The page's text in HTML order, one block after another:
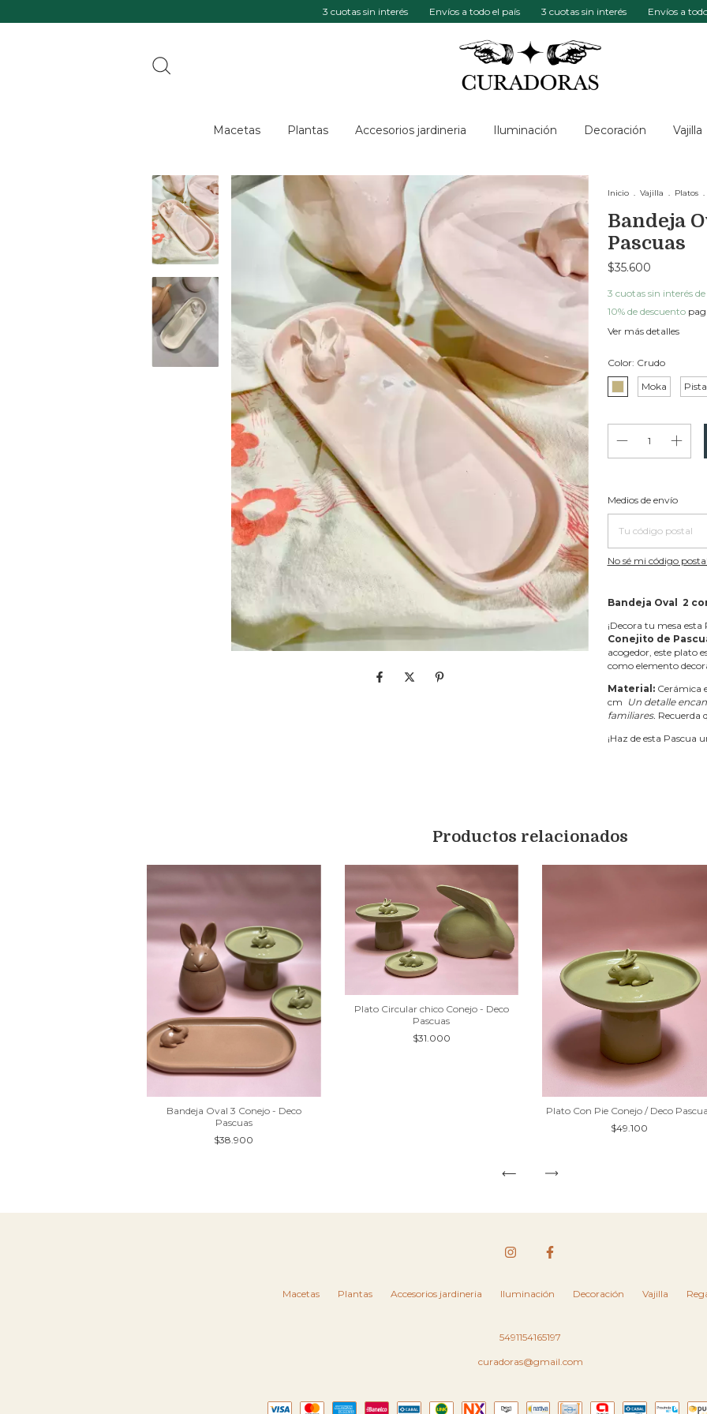
3 cuotas sin interés Envíos a todo el país 3 cuotas sin interés Envíos a todo el
Macetas Plantas Accesorios jardineria Iluminación Decoración Vajilla
Inicio . Vajilla . Platos .
Bandeja
Pascuas
$35.600
3 cuotas sin interés de
10% de descuento
Ver más detalles
Color: Crudo
Moka
Entregas para el CP:
Medios de envío
No sé mi código postal
Bandeja Oval 2
¡Decora tu mesa
Conejito de
acogedor, este plato
como elemento
Material:Cerámica
cm Un detalle
familiares. Recuerda
¡Haz de esta Pascua
Productos relacionados
Bandeja Oval 3 Conejo - Deco
Pascuas
$38.900
Plato Circular chico Conejo - Deco
Pascuas
$31.000
Plato Con Pie Conejo / Deco
$49.100
Macetas Plantas Accesorios jardineria Iluminación Decoración Vajilla
5491154165197
curadoras@gmail.com